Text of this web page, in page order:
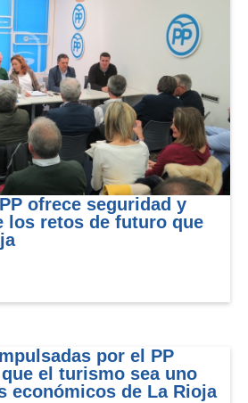
ofrece seguridad y
los retos de futuro que
por el PP
el turismo sea uno
económicos de La Rioja